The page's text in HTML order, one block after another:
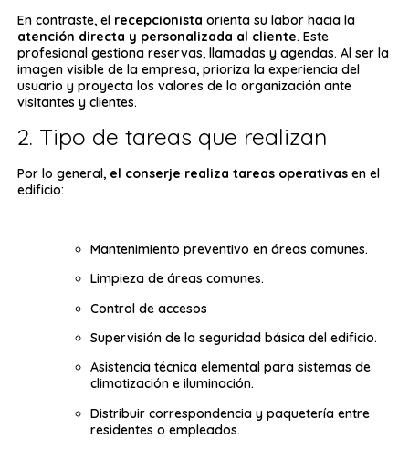
En contraste, el recepcionista orienta su labor hacia la
atención directa y personalizada al cliente. Este
profesional gestiona reservas, llamadas y agendas. Al ser la
imagen visible de la empresa, prioriza la experiencia del
usuario y proyecta los valores de la organización ante
visitantes y clientes.
2. Tipo de tareas que realizan
Por lo general, el conserje realiza tareas operativas en el
edificio:
Mantenimiento preventivo en áreas comunes.
Limpieza de áreas comunes.
Control de accesos
Supervisión de la seguridad básica del edificio.
Asistencia técnica elemental para sistemas de
climatización e iluminación.
Distribuir correspondencia y paquetería entre
residentes o empleados.